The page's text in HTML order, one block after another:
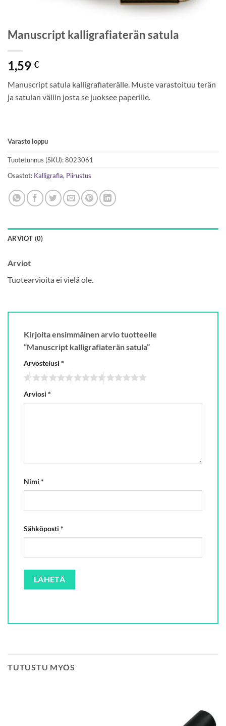
Manuscript kalligrafiaterän satula
1,59 €
Manuscript satula kalligrafiaterälle. Muste varastoituu terän
ja satulan väliin josta se juoksee paperille.
Varasto loppu
Tuotetunnus (SKU):8023061
Osastot: Kalligrafia, Piirustus
ARVIOT (0)
Arviot
Tuotearvioita ei vielä ole.
Kirjoita ensimmäinen arvio tuotteelle
“Manuscript kalligrafiaterän satula”
Arvostelusi *
Arviosi *
Nimi *
Sähköposti *
TUTUSTU MYÖS